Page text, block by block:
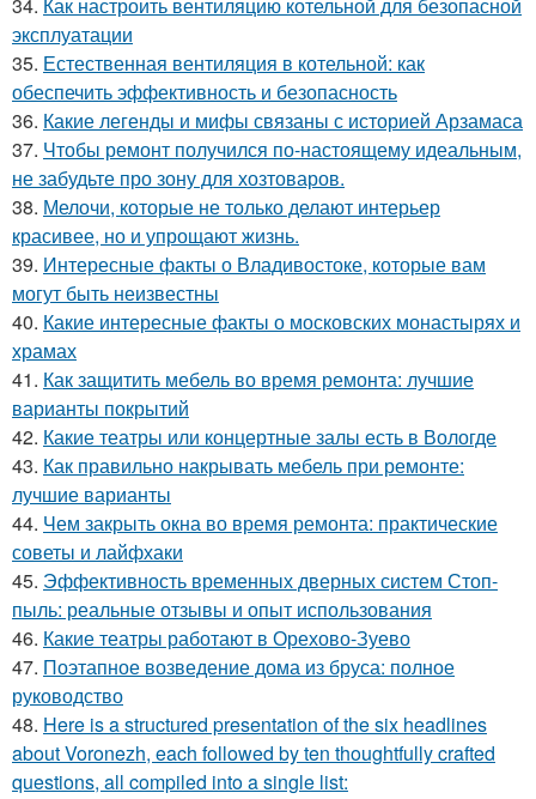
34. Как настроить вентиляцию котельной для безопасной
эксплуатации
35. Естественная вентиляция в котельной: как
обеспечить эффективность и безопасность
36. Какие легенды и мифы связаны с историей Арзамаса
37. Чтобы ремонт получился по-настоящему идеальным,
не забудьте про зону для хозтоваров.
38. Мелочи, которые не только делают интерьер
красивее, но и упрощают жизнь.
39. Интересные факты о Владивостоке, которые вам
могут быть неизвестны
40. Какие интересные факты о московских монастырях и
храмах
41. Как защитить мебель во время ремонта: лучшие
варианты покрытий
42. Какие театры или концертные залы есть в Вологде
43. Как правильно накрывать мебель при ремонте:
лучшие варианты
44. Чем закрыть окна во время ремонта: практические
советы и лайфхаки
45. Эффективность временных дверных систем Стоп-
пыль: реальные отзывы и опыт использования
46. Какие театры работают в Орехово-Зуево
47. Поэтапное возведение дома из бруса: полное
руководство
48. Here is a structured presentation of the six headlines
about Voronezh, each followed by ten thoughtfully crafted
questions, all compiled into a single list: